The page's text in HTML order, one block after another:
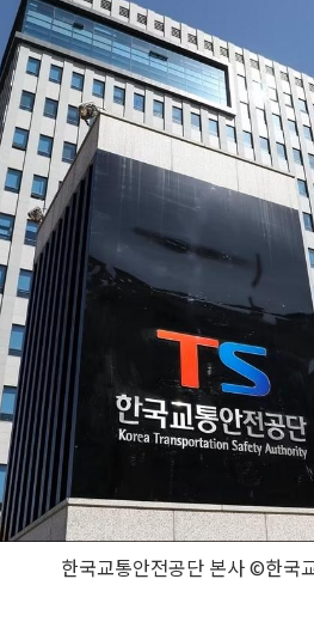
한국교통안전공단 본사 ©한국